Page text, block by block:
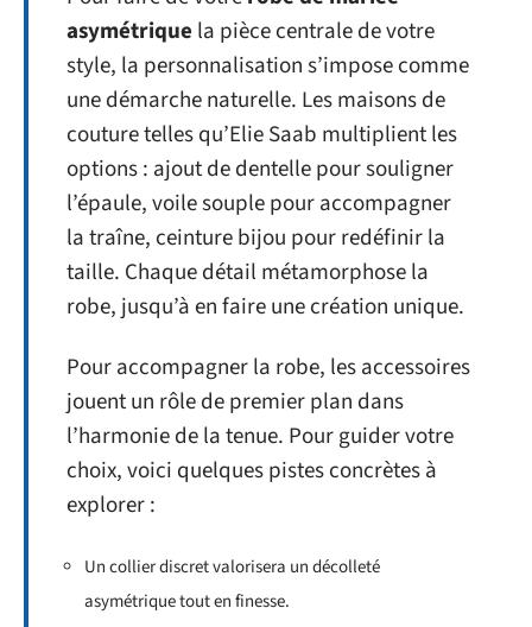
asymétrique la pièce centrale de votre
style, la personnalisation s’impose comme
une démarche naturelle. Les maisons de
couture telles qu’Elie Saab multiplient les
options : ajout de dentelle pour souligner
l’épaule, voile souple pour accompagner
la traîne, ceinture bijou pour redéfinir la
taille. Chaque détail métamorphose la
robe, jusqu’à en faire une création unique.
Pour accompagner la robe, les accessoires
jouent un rôle de premier plan dans
l’harmonie de la tenue. Pour guider votre
choix, voici quelques pistes concrètes à
explorer :
Un collier discret valorisera un décolleté
asymétrique tout en finesse.